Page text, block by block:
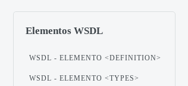
Elementos WSDL
WSDL - ELEMENTO <DEFINITION>
WSDL - ELEMENTO <TYPES>